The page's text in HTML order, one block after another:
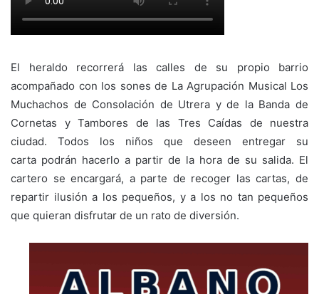
El heraldo recorrerá las calles de su propio barrio
acompañado con los sones de La Agrupación Musical Los
Muchachos de Consolación de Utrera y de la Banda de
Cornetas y Tambores de las Tres Caídas de nuestra
ciudad. Todos los niños que deseen entregar su
carta podrán hacerlo a partir de la hora de su salida. El
cartero se encargará, a parte de recoger las cartas, de
repartir ilusión a los pequeños, y a los no tan pequeños
que quieran disfrutar de un rato de diversión.